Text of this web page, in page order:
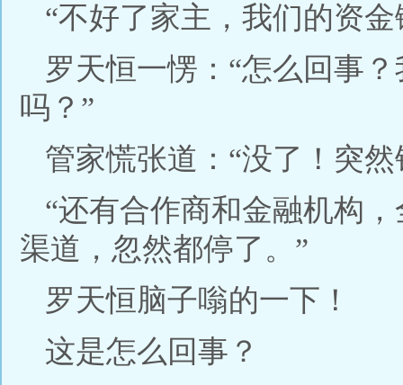
“不好了家主，我们的资
罗天恒一愣：“怎么回事
吗？”
管家慌张道：“没了！突
“还有合作商和金融机构
渠道，忽然都停了。”
罗天恒脑子嗡的一下！
这是怎么回事？